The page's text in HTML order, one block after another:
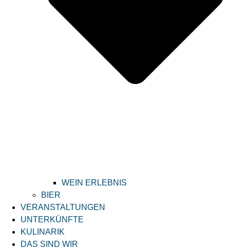
WEIN ERLEBNIS
BIER
VERANSTALTUNGEN
UNTERKÜNFTE
KULINARIK
DAS SIND WIR